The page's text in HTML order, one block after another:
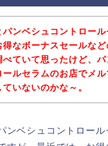
ンベシュコントロール
なボーナスセールなど
べていて思ったけど、
ールセラムのお店でメ
いないのかな～。
ンベシュコントロー